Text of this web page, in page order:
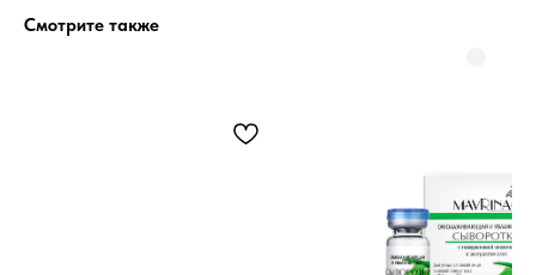
Смотрите такжекосметика
Доставка